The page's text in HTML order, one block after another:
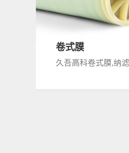
卷式膜